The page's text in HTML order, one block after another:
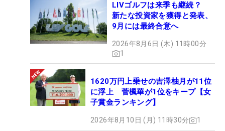
LIVゴルフは来季も継続？
新たな投資家を獲得と発表、
9月には最終合意へ
2026年8月6日 (木) 11時00分
1
1620万円上乗せの吉澤柚月が11位
に浮上 菅楓華が1位をキープ【女
子賞金ランキング】
2026年8月10日 (月) 11時30分 1